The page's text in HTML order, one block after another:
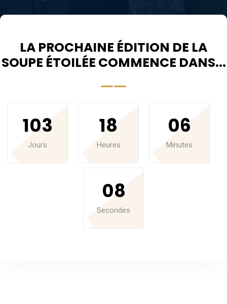
LA PROCHAINE ÉDITION DE LA
SOUPE ÉTOILÉE COMMENCE DANS...
103
Jours
18
Heures
06
Minutes
07
Secondes